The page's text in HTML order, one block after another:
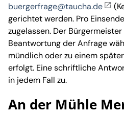
buergerfrage@taucha.de
gerichtet werden. Pro
zugelassen. Der
Beantwortung der Anfrage
mündlich oder zu einem
erfolgt. Eine schriftliche
in jedem Fall zu.
An der Mühle